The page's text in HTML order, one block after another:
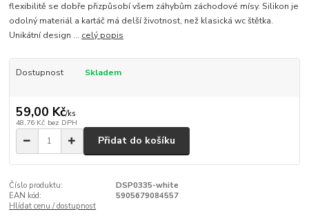
flexibilitě se dobře přizpůsobí všem záhybům záchodové mísy. Silikon je
odolný materiál a kartáč má delší životnost, než klasická wc štětka.
Unikátní design ... celý popis
Dostupnost Skladem
59,00 Kč/ks
48,76 Kč bez DPH
Přidat do košíku
Číslo produktu:
DSP0335-white
EAN kód:
5905679084557
Hlídat cenu / dostupnost